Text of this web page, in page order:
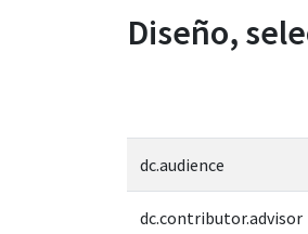
Diseño,
dc.audience
dc.contributor.advisor